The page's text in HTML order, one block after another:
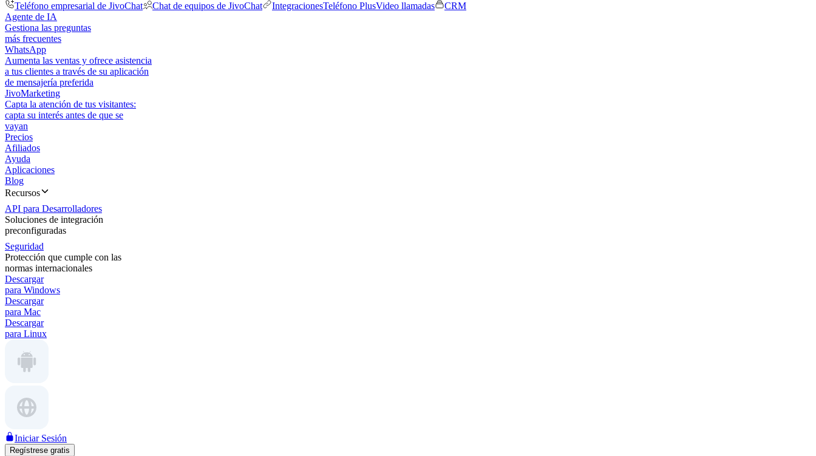
Teléfono empresarial de JivoChat
Chat de equipos de JivoChat IntegracionesTeléfono PlusVideo llamadas
CRM
Agente de IA
Gestiona las preguntas
más frecuentes
WhatsApp
Aumenta las ventas y ofrece asistencia
a tus clientes a través de su aplicación
de mensajería preferida
JivoMarketing
Capta la atención de tus visitantes:
capta su interés antes de que se
vayan
Precios
Afiliados
Ayuda
Aplicaciones
Blog
Recursos
API para Desarrolladores
Soluciones de integración
preconfiguradas
Seguridad
Protección que cumple con las
normas internacionales
Descargar
para Windows
Descargar
para Mac
Descargar
para Linux
Iniciar Sesión
Regístrese gratis